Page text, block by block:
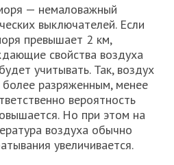
— немаловажный
выключателей. Если
превышает 2 км,
свойства воздуха
учитывать. Так, воздух
более разряженным, менее
вероятность
Но при этом на
воздуха обычно
увеличивается.